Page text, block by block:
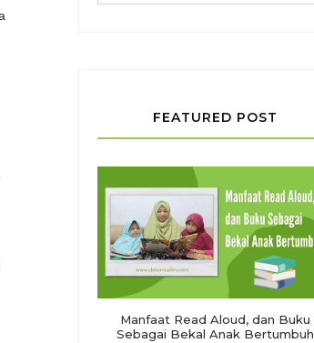
FEATURED POST
Manfaat Read Aloud, dan Buku
Sebagai Bekal Anak Bertumbuh